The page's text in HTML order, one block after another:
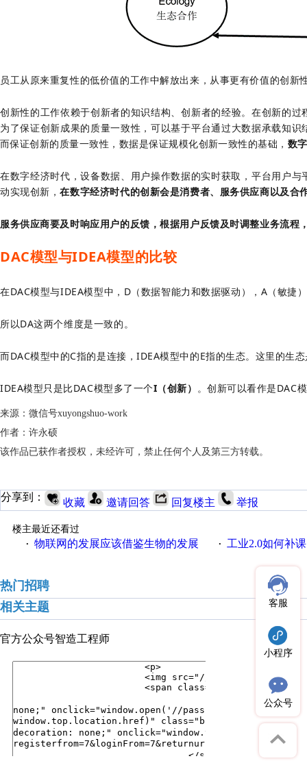
员工从原来重复性的低价值的工作中解放出来，从事更有价值的创新
创新性的工作依赖于创新者的知识结构、创新者的经验。在创新的
为了保证创新成果的质量一致性，可以基于平台通过大数据承载知
而保证创新的质量一致性，数据是保证规模化创新一致性的基础， 数
在数字经济时代，设备数据、用户操作数据的实时获取，平台用户
动实现创新，在数字经济时代的创新会是消费者、服务供应商以及合
服务供应商要及时响应用户的反馈，根据用户反馈及时调整业务流程
DAC模型与IDEA模型的比较
在DAC模型与IDEA模型中，D（数据智能力和数据驱动），A（敏捷
所以DA这两个维度是一致的。
而DAC模型中的C指的是连接，IDEA模型中的E指的生态。这里的生
IDEA模型只是比DAC模型多了一个I（创新） 。创新可以看作是DAC
来源：微信号xuyongshuo-work
作者：许永硕
该作品已获作者授权，未经许可，禁止任何个人及第三方转载。
分享到： 收藏 邀请回答 回复楼主 举报
楼主最近还看过
· 物联网的发展应该借鉴生物的发展 · 工业2.0如何补课
热门招聘
相关主题
官方公众号智造工程师
客服
小程序
公众号